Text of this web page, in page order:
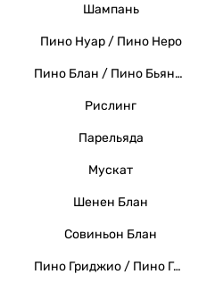
Шампань
Пино Нуар / Пино Неро
Пино Блан / Пино Бьянко / Вайссер Бургундер
Рислинг
Парельяда
Мускат
Шенен Блан
Совиньон Блан
Пино Гриджио / Пино Гри